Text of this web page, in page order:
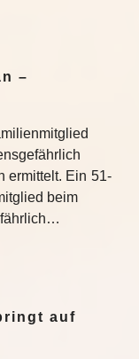
–
ermittelt. Ein 51-
beim
auf